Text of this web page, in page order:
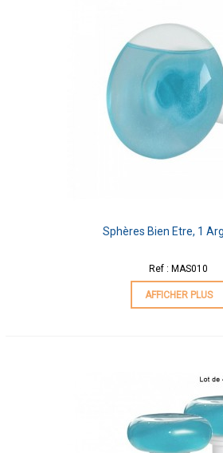
Sphères Bien Etre, 1
Ref : MAS010
AFFICHER PLUS